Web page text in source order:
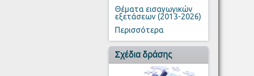
Θέματα εισαγωγικών
εξετάσεων (2013-2026)
Περισσότερα
Σχέδια δράσης